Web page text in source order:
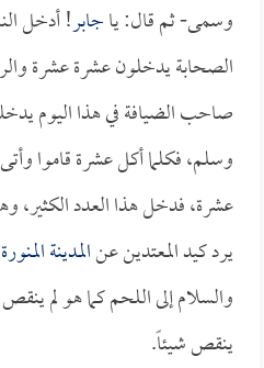
وسمى- ثم قال: ياجابر! أدخل
الصحابة يدخلون عشرة عشرة
صاحب الضيافة في هذا اليوم
وسلم، فكلما أكل عشرة قاموا
عشرة، فدخل هذا العدد
يرد كيد المعتدين عنالمدينة المنورة
والسلام إلى اللحم كما هو لم ينقص
ينقص شيئاً.